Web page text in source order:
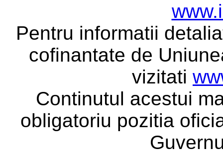
Pentru informatii
cofinantate de
vizitati
Continutul acestui
obligatoriu pozitia